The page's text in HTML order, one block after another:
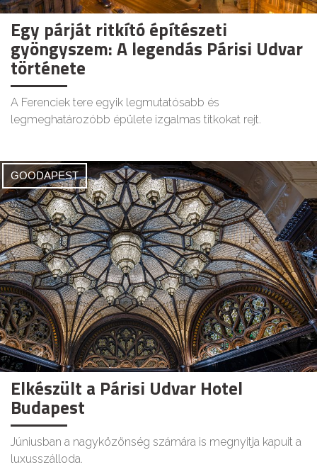
Egy párját ritkító építészeti
gyöngyszem: A legendás Párisi Udvar
története
A Ferenciek tere egyik legmutatósabb és
legmeghatározóbb épülete izgalmas titkokat rejt.
GOODAPEST
Elkészült a Párisi Udvar Hotel
Budapest
Júniusban a nagyközönség számára is megnyitja kapuit a
luxusszálloda.